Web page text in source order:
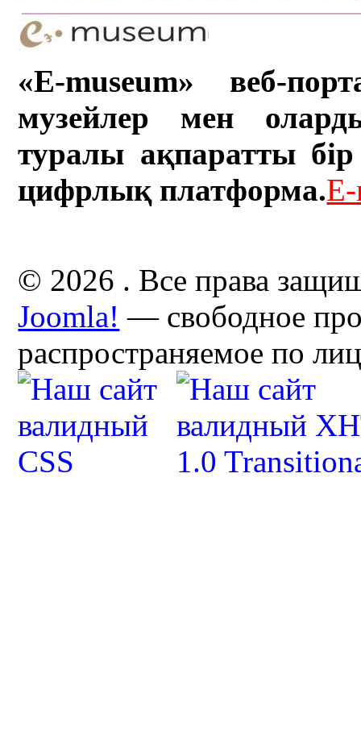
«E-museum» веб-
музейлер мен
туралы ақпаратты бір
цифрлық платформа.
© 2026 . Все права
Joomla! — свободное
распространяемое по